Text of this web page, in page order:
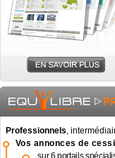
Professionnels,
Vos annonces de
sur 6 portails